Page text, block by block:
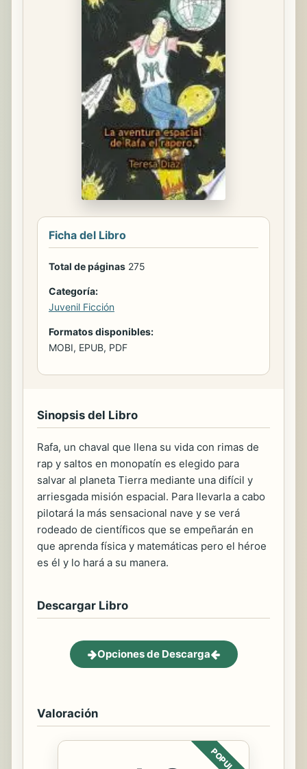
Ficha del Libro
Total de páginas 275
Categoría:
Juvenil Ficción
Formatos disponibles:
MOBI, EPUB, PDF
Sinopsis del Libro
Rafa, un chaval que llena su vida con rimas de
rap y saltos en monopatín es elegido para
salvar al planeta Tierra mediante una difícil y
arriesgada misión espacial. Para llevarla a cabo
pilotará la más sensacional nave y se verá
rodeado de científicos que se empeñarán en
que aprenda física y matemáticas pero el héroe
es él y lo hará a su manera.
Descargar Libro
Opciones de Descarga
Valoración